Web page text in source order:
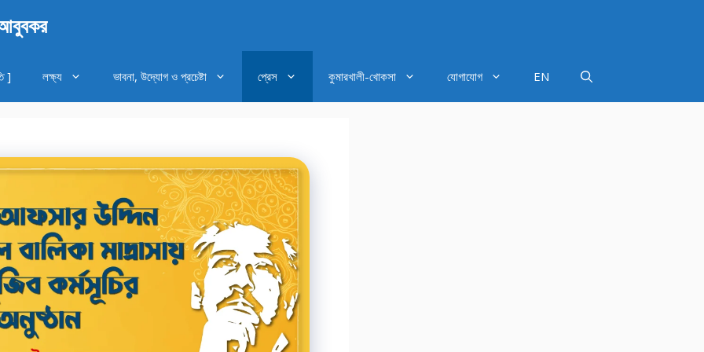
] লক্ষ্য ভাবনা, উদ্যোগ ও প্রচেষ্টা প্রেস কুমারখালী-খোকসা যোগাযোগ EN